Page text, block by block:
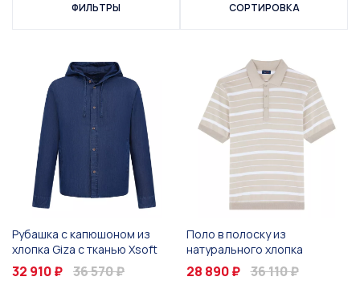
ФИЛЬТРЫ СОРТИРОВКА
Рубашка с капюшоном из
хлопка Giza с тканью Xsoft
32 910 ₽ 36 570 ₽
Поло в полоску из
натурального хлопка
28 890 ₽ 36 110 ₽